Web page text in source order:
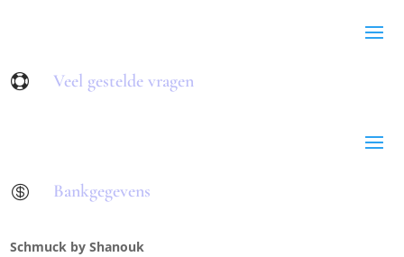
 Veel gestelde vragen
 Bankgegevens
Schmuck by Shanouk